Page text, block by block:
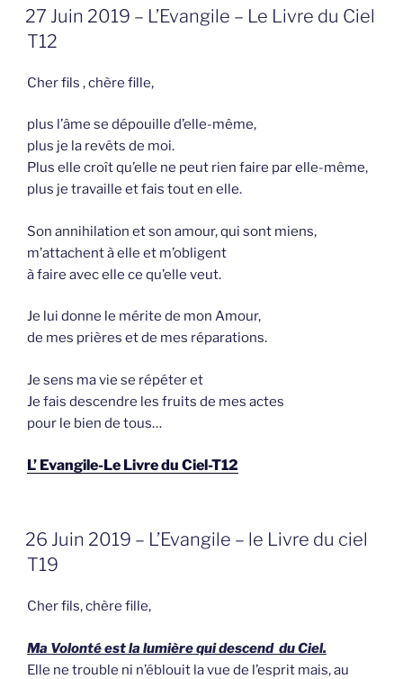
GEPLAATST
OP
27 Juin 2019 – L’Evangile – Le Livre du Ciel
T12
Cher fils , chère fille,
plus l’âme se dépouille d’elle-même,
plus je la revêts de moi.
Plus elle croît qu’elle ne peut rien faire par elle-même,
plus je travaille et fais tout en elle.
Son annihila­tion et son amour, qui sont miens,
m’attachent à elle et m’obligent
à faire avec elle ce qu’elle veut.
Je lui donne le mérite de mon Amour,
de mes prières et de mes réparations.
Je sens ma vie se répéter et
Je fais des­cendre les fruits de mes actes
pour le bien de tous…
L’ Evangile-Le Livre du Ciel-T12
GEPLAATST
OP
26 Juin 2019 – L’Evangile – le Livre du ciel
T19
Cher fils, chère fille,
Ma Volonté est la lumière qui descend du Ciel.
Elle ne trouble ni n’éblouit la vue de l’esprit mais, au